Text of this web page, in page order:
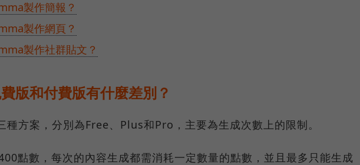
製作簡報？
製作網頁？
製作社群貼文？
版和付費版有什麼差別？
種方案，分別為Free、Plus和Pro，主要為生成次數上的限制。
點數，每次的內容生成都需消耗一定數量的點數，並且最多只能生成